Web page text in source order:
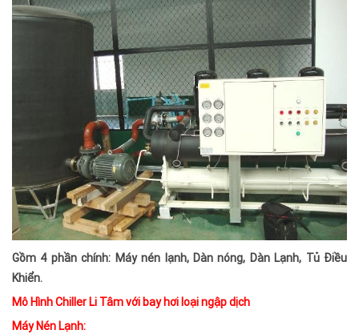
Gồm 4 phần chính: Máy nén lạnh, Dàn nóng, Dàn Lạnh, Tủ Điều
Khiển.
Mô Hình Chiller Li Tâm với bay hơi loại ngập dịch
Máy Nén Lạnh: